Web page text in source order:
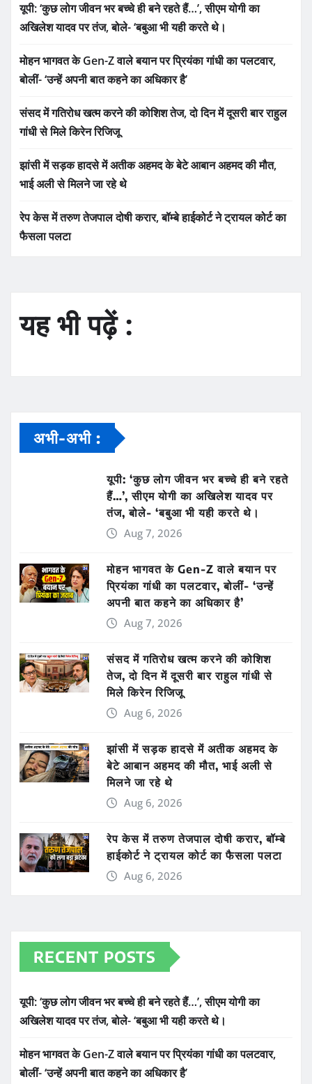
यूपी: ‘कुछ लोग जीवन भर बच्चे ही बने रहते हैं…’, सीएम योगी का
अखिलेश यादव पर तंज, बोले- ‘बबुआ भी यही करते थे।
मोहन भागवत के Gen-Z वाले बयान पर प्रियंका गांधी का पलटवार,
बोलीं- ‘उन्हें अपनी बात कहने का अधिकार है’
संसद में गतिरोध खत्म करने की कोशिश तेज, दो दिन में दूसरी बार राहुल
गांधी से मिले किरेन रिजिजू
झांसी में सड़क हादसे में अतीक अहमद के बेटे आबान अहमद की मौत,
भाई अली से मिलने जा रहे थे
रेप केस में तरुण तेजपाल दोषी करार, बॉम्बे हाईकोर्ट ने ट्रायल कोर्ट का
फैसला पलटा
यह भी पढ़ें :
अभी-अभी :
यूपी: ‘कुछ लोग जीवन भर बच्चे ही बने रहते
हैं…’, सीएम योगी का अखिलेश यादव पर
तंज, बोले- ‘बबुआ भी यही करते थे।
Aug 7, 2026
मोहन भागवत के Gen-Z वाले बयान पर
प्रियंका गांधी का पलटवार, बोलीं- ‘उन्हें
अपनी बात कहने का अधिकार है’
Aug 7, 2026
संसद में गतिरोध खत्म करने की कोशिश
तेज, दो दिन में दूसरी बार राहुल गांधी से
मिले किरेन रिजिजू
Aug 6, 2026
झांसी में सड़क हादसे में अतीक अहमद के
बेटे आबान अहमद की मौत, भाई अली से
मिलने जा रहे थे
Aug 6, 2026
रेप केस में तरुण तेजपाल दोषी करार, बॉम्बे
हाईकोर्ट ने ट्रायल कोर्ट का फैसला पलटा
Aug 6, 2026
RECENT POSTS
यूपी: ‘कुछ लोग जीवन भर बच्चे ही बने रहते हैं…’, सीएम योगी का
अखिलेश यादव पर तंज, बोले- ‘बबुआ भी यही करते थे।
मोहन भागवत के Gen-Z वाले बयान पर प्रियंका गांधी का पलटवार,
बोलीं- ‘उन्हें अपनी बात कहने का अधिकार है’